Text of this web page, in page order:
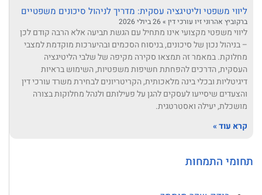
ליווי משפטי וליטיגציה עסקית: מדריך לניהול סיכונים משפטיים
ברקוביץ אהרוני זיו עורכי דין
ליווי משפטי מקצועי אינו מתחיל עם הגשת תביעה אלא הרבה קודם לכן
– בניהול נכון של סיכונים, בניסוח הסכמים ובהיערכות מוקדמת למצבי
מחלוקת. במאמר זה תמצאו סקירה מקיפה של שלבי הליטיגציה
העסקית, הדרכים להפחתת חשיפות משפטיות, השימוש בראיות
דיגיטליות ובכלי בינה מלאכותית, הקריטריונים לבחירת משרד עורכי דין
והצעדים שיסייעו לעסקים להגן על פעילותם ולנהל מחלוקות בצורה
מושכלת, יעילה ואסטרטגית.
קרא עוד »
תחומי התמחות